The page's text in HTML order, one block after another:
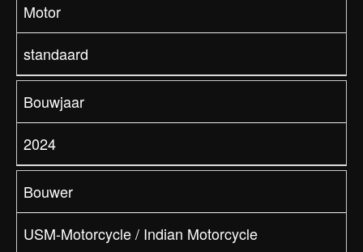
Motor
standaard
Bouwjaar
2024
Bouwer
USM-Motorcycle / Indian Motorcycle